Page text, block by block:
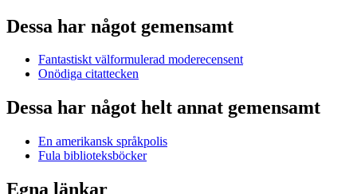
Dessa har något gemensamt
Fantastiskt välformulerad moderecensent
Onödiga citattecken
Dessa har något helt annat gemensamt
En amerikansk språkpolis
Fula biblioteksböcker
Egna länkar